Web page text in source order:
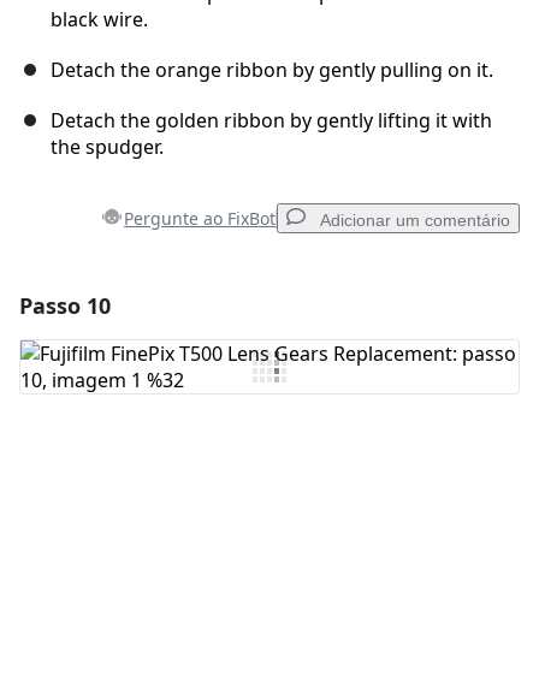
black wire.
Detach the orange ribbon by gently pulling on it.
Detach the golden ribbon by gently lifting it with
the spudger.
Pergunte ao FixBot Adicionar um comentário
Comentar
Passo 10